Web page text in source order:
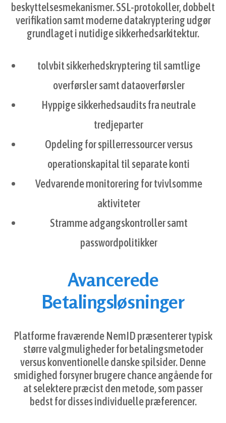
beskyttelsesmekanismer. SSL-protokoller, dobbelt
verifikation samt moderne datakryptering udgør
grundlaget i nutidige sikkerhedsarkitektur.
tolvbit sikkerhedskryptering til samtlige
overførsler samt dataoverførsler
Hyppige sikkerhedsaudits fra neutrale
tredjeparter
Opdeling for spillerressourcer versus
operationskapital til separate konti
Vedvarende monitorering for tvivlsomme
aktiviteter
Stramme adgangskontroller samt
passwordpolitikker
Avancerede
Betalingsløsninger
Platforme fraværende NemID præsenterer typisk
større valgmuligheder for betalingsmetoder
versus konventionelle danske spilsider. Denne
smidighed forsyner brugere chance angående for
at selektere præcist den metode, som passer
bedst for disses individuelle præferencer.